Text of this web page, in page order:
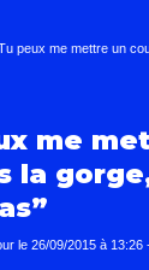
peux me mettre un
me
la
le 26/09/2015 à 13:26